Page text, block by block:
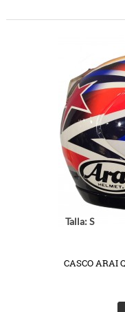
Talla: S
CASCO ARAI